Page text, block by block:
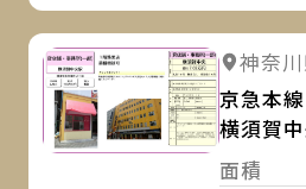
詳細を
神奈
京急本線
横須賀
面積